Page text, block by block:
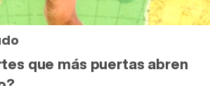
que más puertas abren